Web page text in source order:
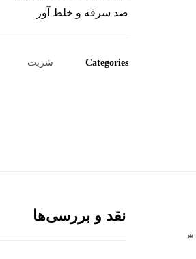
ضد سرفه و خلط آور
Categories شربت
نقد و بررسی‌ها
*